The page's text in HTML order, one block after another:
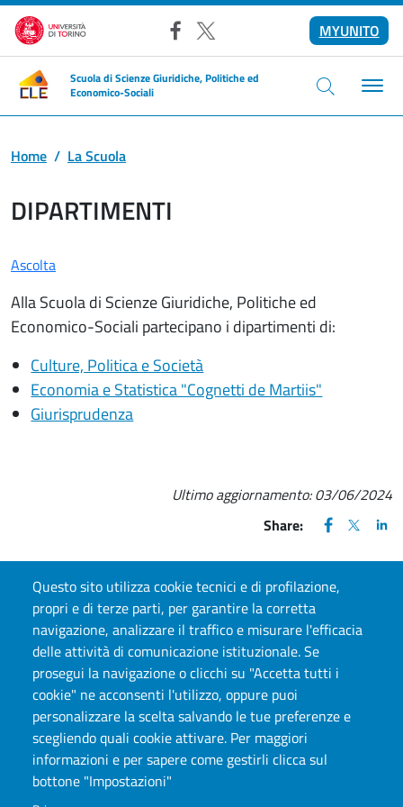
Salta al contenuto principale
Questo sito utilizza cookie tecnici e di profilazione,
propri e di terze parti, per garantire la corretta
navigazione, analizzare il traffico e misurare l'efficacia
delle attività di comunicazione istituzionale. Se
prosegui la navigazione o clicchi su "Accetta tutti i
cookie" ne acconsenti l'utilizzo, oppure puoi
personalizzare la scelta salvando le tue preferenze e
scegliendo quali cookie attivare. Per maggiori
informazioni e per sapere come gestirli clicca sul
bottone "Impostazioni"
Facebook
X
MYUNITO
Scuola di Scienze Giuridiche, Politiche ed
Economico-Sociali
Home La Scuola
DIPARTIMENTI
Ascolta
Alla Scuola di Scienze Giuridiche, Politiche ed
Economico-Sociali partecipano i dipartimenti di:
Culture, Politica e Società
Economia e Statistica "Cognetti de Martiis"
Giurisprudenza
Ultimo aggiornamento:03/06/2024
Share:
FACEBOOK
(apre una
X
(apre
CONTATTI
Lungo Dora Siena, 100 A, 10153, Torino, TO